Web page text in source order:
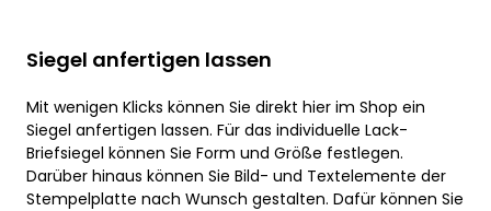
Siegel anfertigen lassen
Mit wenigen Klicks können Sie direkt hier im Shop ein
Siegel anfertigen lassen. Für das individuelle Lack-
Briefsiegel können Sie Form und Größe festlegen.
Darüber hinaus können Sie Bild- und Textelemente der
Stempelplatte nach Wunsch gestalten. Dafür können Sie